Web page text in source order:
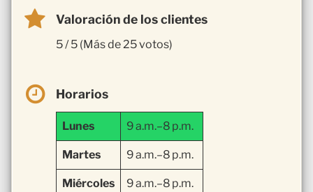
Valoración de los clientes
5 / 5 (Más de 25 votos)
Horarios
Lunes 9 a.m.–8 p.m.
Martes 9 a.m.–8 p.m.
Miércoles 9 a.m.–8 p.m.